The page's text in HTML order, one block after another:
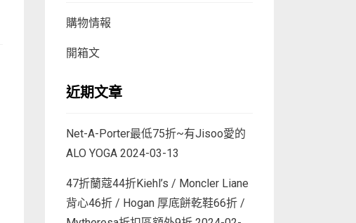
購物情報
開箱文
近期文章
Net-A-Porter最低75折~有Jisoo愛的
ALO YOGA 2024-03-13
47折蘭蔻44折Kiehl’s / Moncler Liane
背心46折 / Hogan 厚底餅乾鞋66折 /